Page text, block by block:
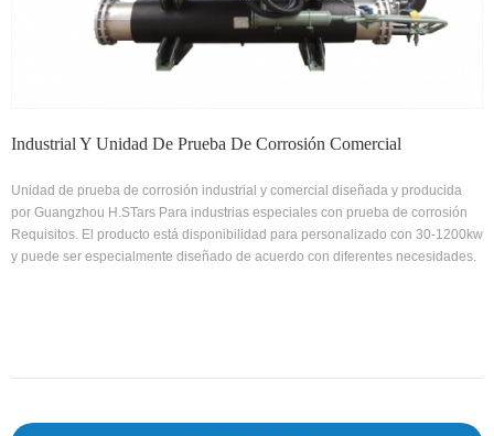
Industrial Y Unidad De Prueba De Corrosión Comercial
Unidad de prueba de corrosión industrial y comercial diseñada y producida
por Guangzhou H.STars Para industrias especiales con prueba de corrosión
Requisitos. El producto está disponibilidad para personalizado con 30-1200kw
y puede ser especialmente diseñado de acuerdo con diferentes necesidades.